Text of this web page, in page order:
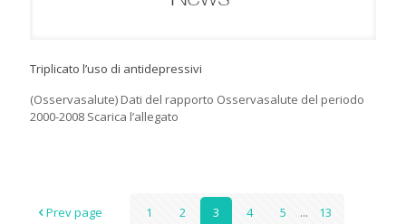
Triplicato l’uso di antidepressivi
(Osservasalute) Dati del rapporto Osservasalute del periodo
2000-2008 Scarica l’allegato
Prev page 1 2 3 4 5 ... 13